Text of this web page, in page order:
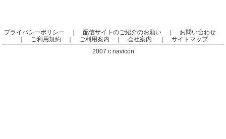
プライバシーポリシー 配信サイトのご紹介のお願い
お問い合わせ
ご利用規約｜ ご利用案内 会社案内
サイトマップ
2007 c navicon